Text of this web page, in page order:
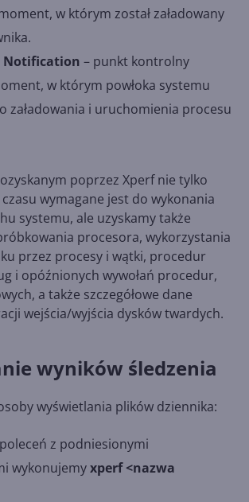
w którym został załadowany
Notification – punkt kontrolny
w którym powłoka systemu
załadowania i uruchomienia procesu
poprzez Xperf nie tylko
wymagane jest do wykonania
systemu, ale uzyskamy także
procesora, wykorzystania
przez procesy i wątki, procedur
i opóźnionych wywołań procedur,
a także szczegółowe dane
wejścia/wyjścia dysków twardych.
wyników śledzenia
wyświetlania plików dziennika:
z podniesionymi
wykonujemyxperf <nazwa